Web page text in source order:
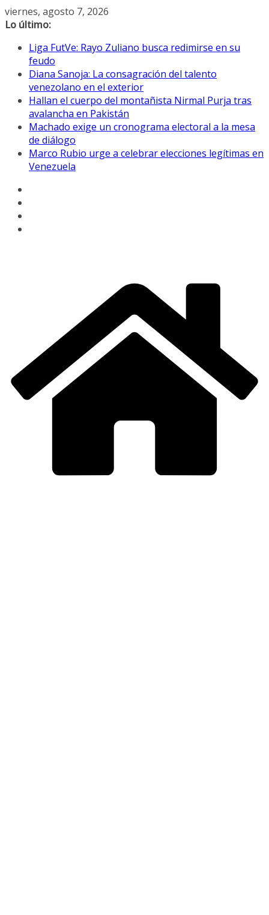
Saltar
al
viernes, agosto 7, 2026
Lo último:
Liga FutVe: Rayo Zuliano busca redimirse en su
feudo
Diana Sanoja: La consagración del talento
venezolano en el exterior
Hallan el cuerpo del montañista Nirmal Purja tras
avalancha en Pakistán
Machado exige un cronograma electoral a la mesa
de diálogo
Marco Rubio urge a celebrar elecciones legítimas en
Venezuela